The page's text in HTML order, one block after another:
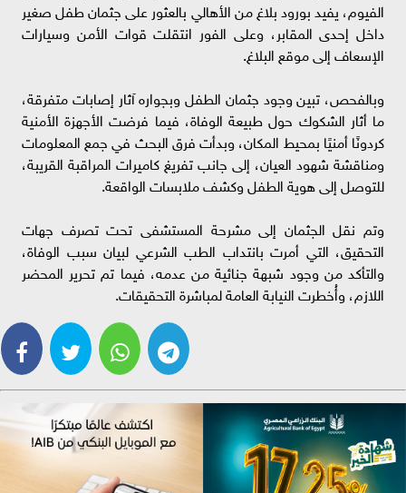
الفيوم، يفيد بورود بلاغ من الأهالي بالعثور على جثمان طفل صغير
داخل إحدى المقابر، وعلى الفور انتقلت قوات الأمن وسيارات
الإسعاف إلى موقع البلاغ.
وبالفحص، تبين وجود جثمان الطفل وبجواره آثار إصابات متفرقة،
ما أثار الشكوك حول طبيعة الوفاة، فيما فرضت الأجهزة الأمنية
كردونًا أمنيًا بمحيط المكان، وبدأت فرق البحث في جمع المعلومات
ومناقشة شهود العيان، إلى جانب تفريغ كاميرات المراقبة القريبة،
للتوصل إلى هوية الطفل وكشف ملابسات الواقعة.
وتم نقل الجثمان إلى مشرحة المستشفى تحت تصرف جهات
التحقيق، التي أمرت بانتداب الطب الشرعي لبيان سبب الوفاة،
والتأكد من وجود شبهة جنائية من عدمه، فيما تم تحرير المحضر
اللازم، وأُخطرت النيابة العامة لمباشرة التحقيقات.